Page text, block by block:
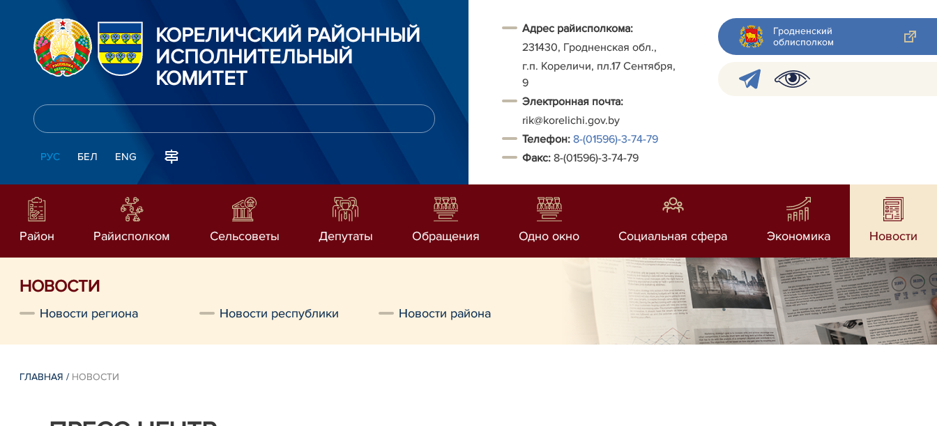
КОРЕЛИЧСКИЙ РАЙОННЫЙ
ИСПОЛНИТЕЛЬНЫЙ
КОМИТЕТ
РУС БЕЛ ENG
Адрес райисполкома:
231430, Гродненская обл.,
г.п. Кореличи, пл.17 Сентября,
9
Электронная почта:
rik@korelichi.gov.by
Телефон: 8-(01596)-3-74-79
Факс: 8-(01596)-3-74-79
Гродненский
облисполком
Район Райисполком Сельсоветы Депутаты Обращения Одно окно Социальная сфера Экономика Новости
НОВОСТИ
Новости региона Новости республики Новости района
ГЛАВНАЯ / НОВОСТИ